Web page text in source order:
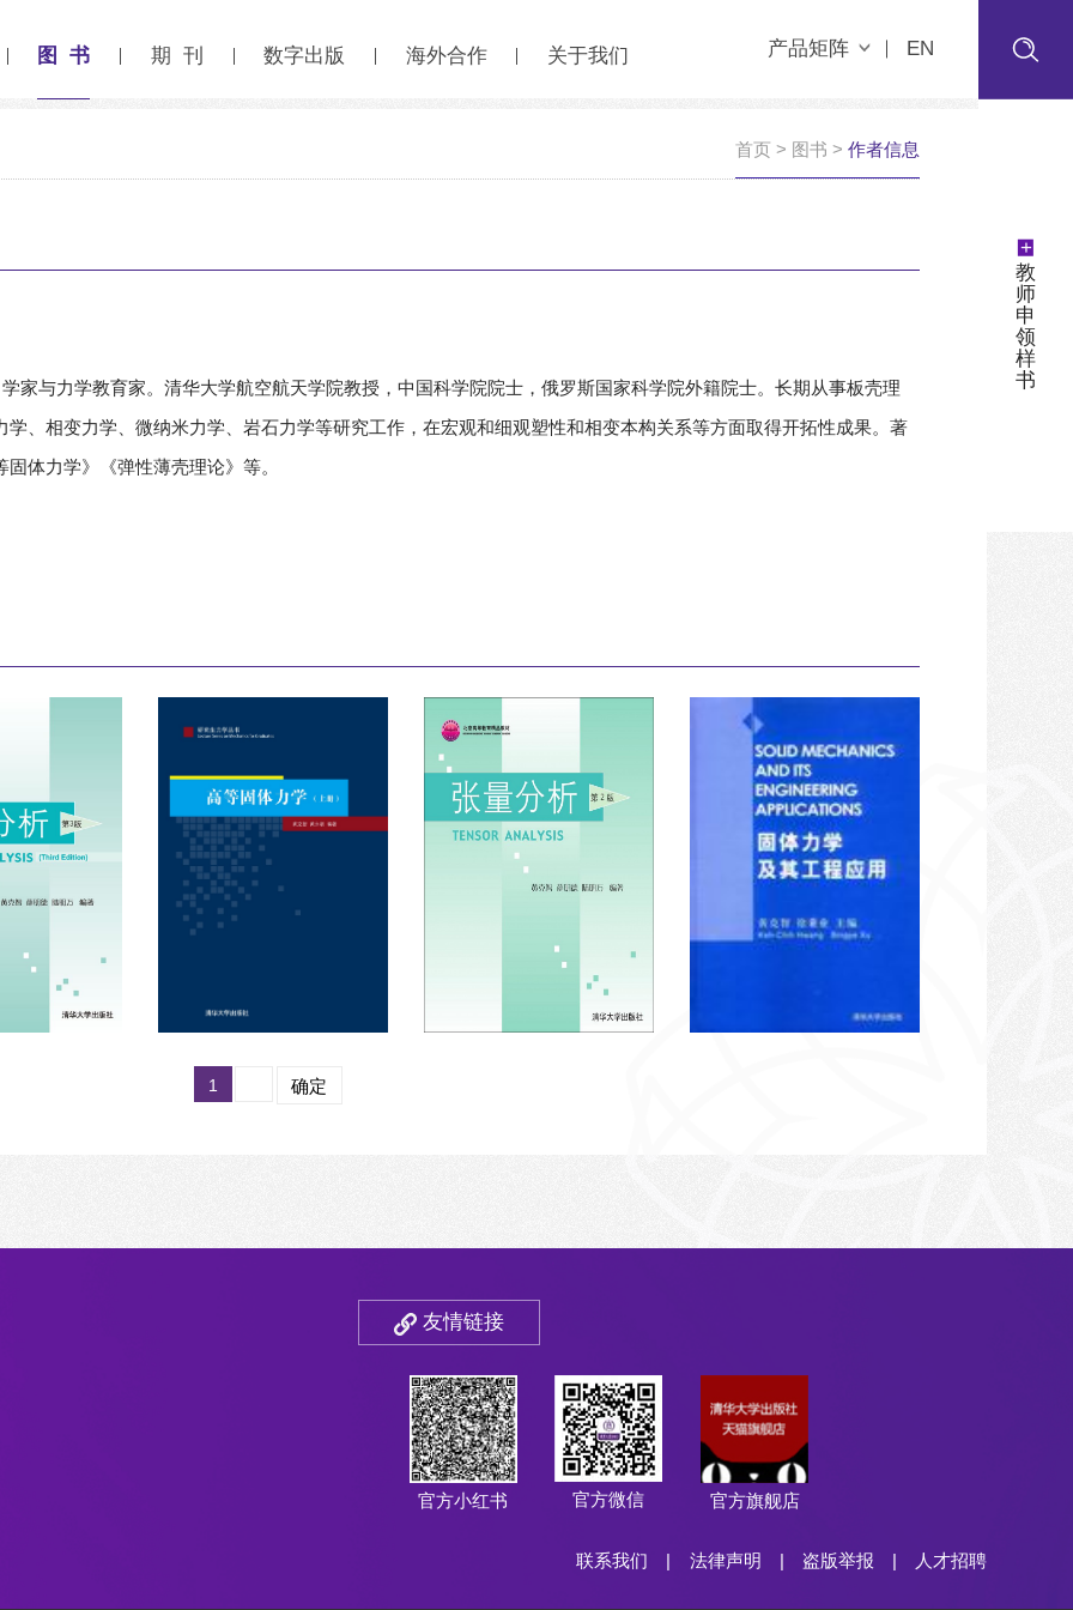
图 书 期 刊 数字出版 海外合作 关于我们 产品矩阵 EN
+
教
师
申
领
样
书
首页 > 图书 > 作者信息
家与力学教育家。清华大学航空航天学院教授，中国科学院院士，俄罗斯国家科学院外籍院士。长期从事板壳理
学、相变力学、微纳米力学、岩石力学等研究工作，在宏观和细观塑性和相变本构关系等方面取得开拓性成果。著
体力学》《弹性薄壳理论》等。
1 确定
友情链接
官方小红书 官方微信 官方旗舰店
联系我们 | 法律声明 | 盗版举报 | 人才招聘